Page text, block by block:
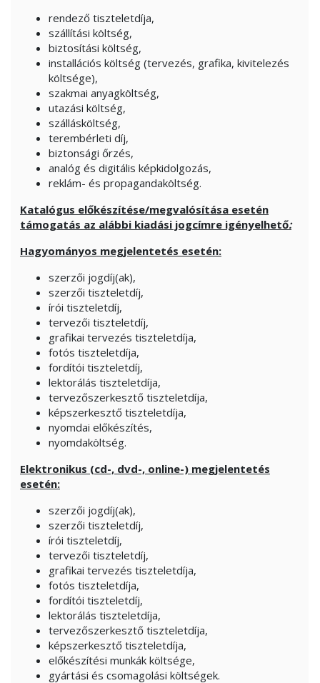
rendező tiszteletdíja,
szállítási költség,
biztosítási költség,
installációs költség (tervezés, grafika, kivitelezés
költsége),
szakmai anyagköltség,
utazási költség,
szállásköltség,
terembérleti díj,
biztonsági őrzés,
analóg és digitális képkidolgozás,
reklám- és propagandaköltség.
Katalógus előkészítése/megvalósítása esetén
támogatás az alábbi kiadási jogcímre igényelhető:
Hagyományos megjelentetés esetén:
szerzői jogdíj(ak),
szerzői tiszteletdíj,
írói tiszteletdíj,
tervezői tiszteletdíj,
grafikai tervezés tiszteletdíja,
fotós tiszteletdíja,
fordítói tiszteletdíj,
lektorálás tiszteletdíja,
tervezőszerkesztő tiszteletdíja,
képszerkesztő tiszteletdíja,
nyomdai előkészítés,
nyomdaköltség.
Elektronikus (cd-, dvd-, online-) megjelentetés
esetén:
szerzői jogdíj(ak),
szerzői tiszteletdíj,
írói tiszteletdíj,
tervezői tiszteletdíj,
grafikai tervezés tiszteletdíja,
fotós tiszteletdíja,
fordítói tiszteletdíj,
lektorálás tiszteletdíja,
tervezőszerkesztő tiszteletdíja,
képszerkesztő tiszteletdíja,
előkészítési munkák költsége,
gyártási és csomagolási költségek.